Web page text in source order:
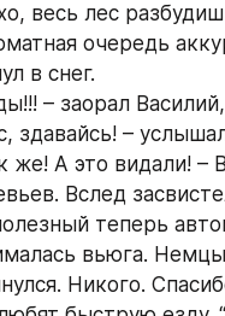
весь лес
очередь
в снег.
– заорал
здавайсь! –
же! А это видали! –
Вслед
теперь
вьюга.
Никого.